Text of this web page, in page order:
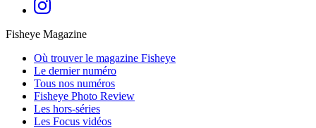
Fisheye Magazine
Où trouver le magazine Fisheye
Le dernier numéro
Tous nos numéros
Fisheye Photo Review
Les hors-séries
Les Focus vidéos